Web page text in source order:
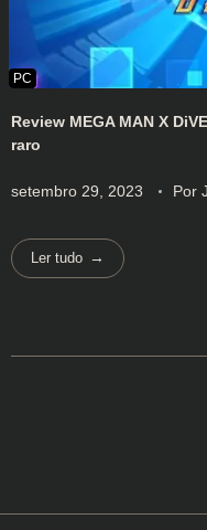
Review MEGA MAN X
raro
setembro 29, 2023 Por
Ler tudo